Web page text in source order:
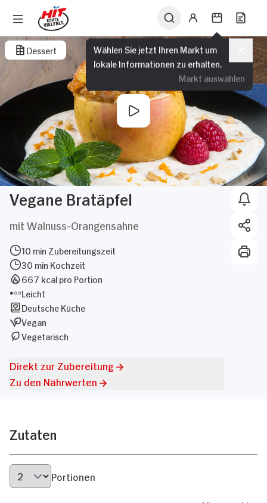
Wählen Sie jetzt Ihren Markt um
lokale Informationen zu erhalten.
Markt auswählen
Dessert
Vegane Bratäpfel
mit Walnuss-Orangensahne
10 min Zubereitungszeit
30 min Kochzeit
667 kcal pro Portion
Leicht
Deutsche Küche
Vegan
Vegetarisch
Direkt zur Zubereitung
Zu den Nährwerten
Zutaten
Portionen